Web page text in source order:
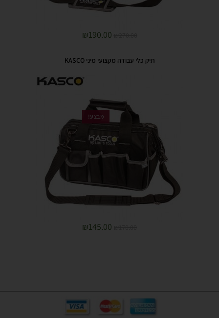
₪190.00
תיק כלי עבודה מקצועי מיני KASCO
מבצע!
₪145.00